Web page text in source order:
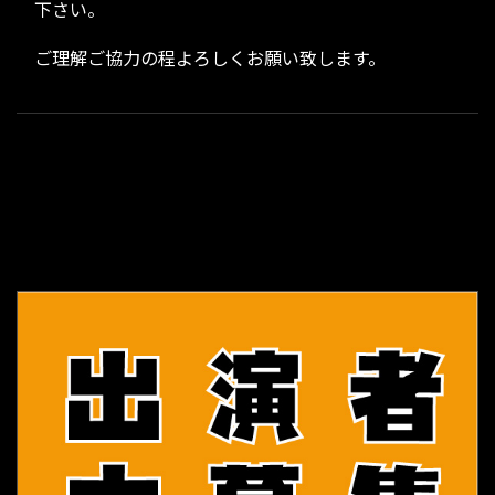
下さい。
ご理解ご協力の程よろしくお願い致します。